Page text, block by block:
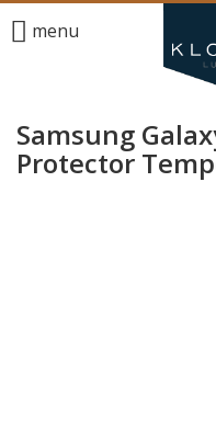
menu
Samsung
Protector